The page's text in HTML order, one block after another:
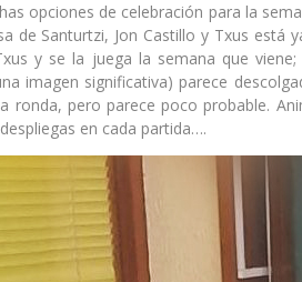
opciones de celebración para la
de Santurtzi, Jon Castillo y Txus
y se la juega la semana que
imagen significativa) parece
ronda, pero parece poco probable.
en cada partida….